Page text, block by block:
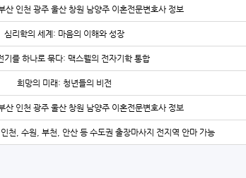
산 인천 광주 울산 창원 남양주 이혼전문변호사 정보
심리학의 세계: 마음의 이해와 성장
기를 하나로 묶다: 맥스웰의 전자기학 통합
희망의 미래: 청년들의 비전
산 인천 광주 울산 창원 남양주 이혼전문변호사 정보
천, 수원, 부천, 안산 등 수도권 출장마사지 전지역 안마 가능